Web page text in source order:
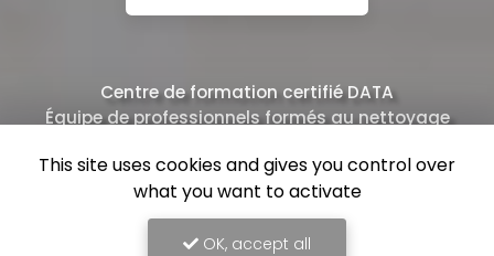
Centre de formation certifié DATA
Équipe de professionnels formés au nettoyage
This site uses cookies and gives you control over
what you want to activate
OK, accept all